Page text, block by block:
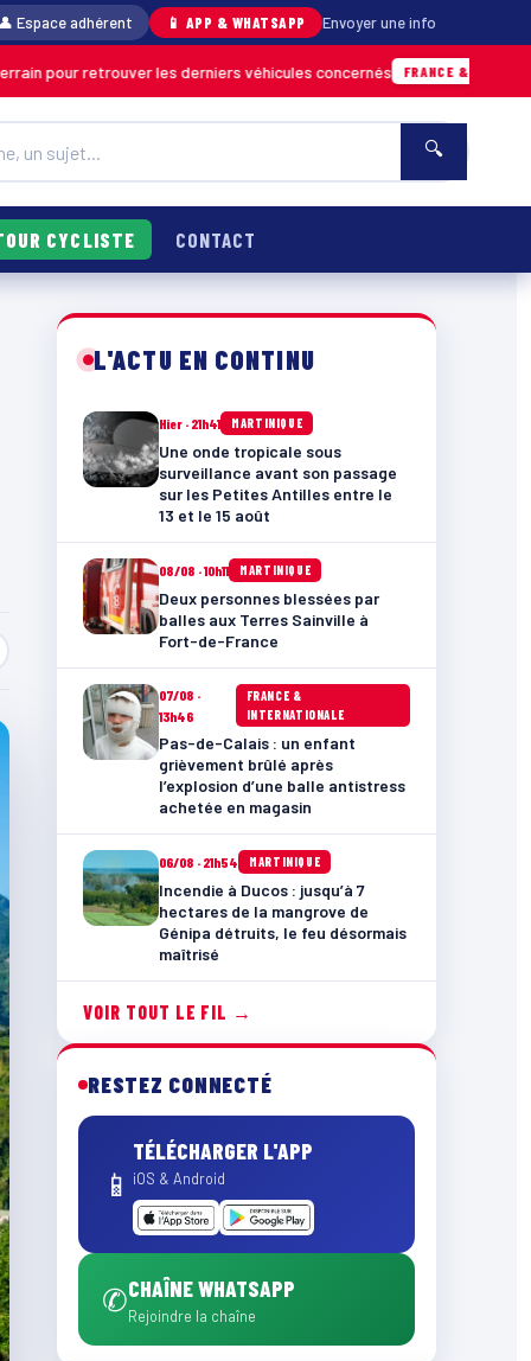
Espace adhérent 📱 APP & WHATSAPP Envoyer une info
les derniers véhicules concernés FRANCE & INTERNATIONALE
🔍
CYCLISTE CONTACT
L'ACTU EN CONTINU
Hier · 21h41 MARTINIQUE
Une onde tropicale sous
surveillance avant son passage
sur les Petites Antilles entre le
13 et le 15 août
08/08 · 10h11 MARTINIQUE
Deux personnes blessées par
balles aux Terres Sainville à
Fort-de-France
07/08 ·
13h46
FRANCE &
INTERNATIONALE
Pas-de-Calais : un enfant
grièvement brûlé après
l’explosion d’une balle antistress
achetée en magasin
06/08 · 21h54 MARTINIQUE
Incendie à Ducos : jusqu’à 7
hectares de la mangrove de
Génipa détruits, le feu désormais
maîtrisé
VOIR TOUT LE FIL →
RESTEZ CONNECTÉ
📱
TÉLÉCHARGER L'APP
iOS & Android
✆CHAÎNE WHATSAPP
Rejoindre la chaîne